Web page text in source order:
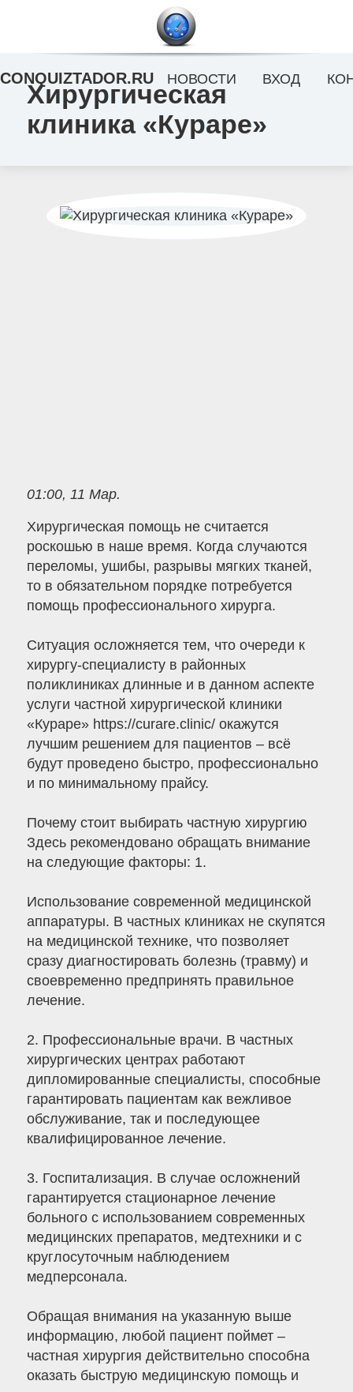
Хирургическая
клиника «Кураре»
01:00, 11 Мар.
Хирургическая помощь не считается
роскошью в наше время. Когда случаются
переломы, ушибы, разрывы мягких тканей,
то в обязательном порядке потребуется
помощь профессионального хирурга.
Ситуация осложняется тем, что очереди к
хирургу-специалисту в районных
поликлиниках длинные и в данном аспекте
услуги частной хирургической клиники
«Кураре» https://curare.clinic/ окажутся
лучшим решением для пациентов – всё
будут проведено быстро, профессионально
и по минимальному прайсу.
Почему стоит выбирать частную хирургию
Здесь рекомендовано обращать внимание
на следующие факторы: 1.
Использование современной медицинской
аппаратуры. В частных клиниках не скупятся
на медицинской технике, что позволяет
сразу диагностировать болезнь (травму) и
своевременно предпринять правильное
лечение.
2. Профессиональные врачи. В частных
хирургических центрах работают
дипломированные специалисты, способные
гарантировать пациентам как вежливое
обслуживание, так и последующее
квалифицированное лечение.
3. Госпитализация. В случае осложнений
гарантируется стационарное лечение
больного с использованием современных
медицинских препаратов, медтехники и с
круглосуточным наблюдением
медперсонала.
Обращая внимания на указанную выше
информацию, любой пациент поймет –
частная хирургия действительно способна
оказать быструю медицинскую помощь и
CONQUIZTADOR.RU НОВОСТИ ВХОД